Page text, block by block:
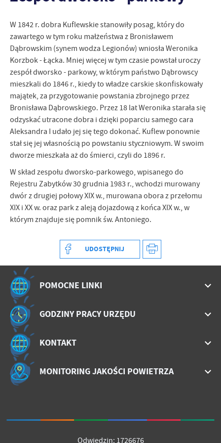
W 1842 r. dobra Kuflewskie stanowiły posag, który do
zawartego w tym roku małżeństwa z Bronisławem
Dąbrowskim (synem wodza Legionów) wniosła Weronika
Korzbok - Łącka. Mniej więcej w tym czasie powstał uroczy
zespół dworsko - parkowy, w którym państwo Dąbrowscy
mieszkali do 1846 r., kiedy to władze carskie skonfiskowały
majątek, za przygotowanie powstania zbrojnego przez
Bronisława Dąbrowskiego. Przez 18 lat Weronika starała się
odzyskać utracone dobra i dzięki poparciu samego cara
Aleksandra I udało jej się tego dokonać. Kuflew ponownie
stał się jej własnością po powstaniu styczniowym. W swoim
dworze mieszkała aż do śmierci, czyli do 1896 r.
W skład zespołu dworsko-parkowego, wpisanego do
Rejestru Zabytków 30 grudnia 1983 r., wchodzi murowany
dwór z drugiej połowy XIX w., murowana obora z przełomu
XIX i XX w. oraz park z aleją dojazdową z końca XIX w., w
którym znajduje się pomnik św. Antoniego.
UDOSTĘPNIJ
POMOCNE LINKI
GODZINY PRACY URZĘDU
KONTAKT
MONITORING JAKOŚCI POWIETRZA
Odwiedzin: 1726676
korzystania z funkcjonalności naszej strony poprzez dopasowanie
jej do Twoich indywidualnych preferencji. Wyrażenie zgody na
funkcjonalne i personalizacyjne pliki cookies gwarantuje
dostępność większej ilości funkcji na stronie.
Więcej
Analityczne
Analityczne pliki cookies pomagają nam rozwijać się i
dostosowywać do Twoich potrzeb.
Cookies analityczne pozwalają na uzyskanie informacji w zakresie
wykorzystywania witryny internetowej, miejsca oraz częstotliwości,
z jaką odwiedzane są nasze serwisy www. Dane pozwalają nam na
ocenę naszych serwisów internetowych pod względem ich
popularności wśród użytkowników. Zgromadzone informacje są
przetwarzane w formie zanonimizowanej. Wyrażenie zgody na
analityczne pliki cookies gwarantuje dostępność wszystkich
Więcej
Reklamowe
Dzięki reklamowym plikom cookies prezentujemy Ci najciekawsze
informacje i aktualności na stronach naszych partnerów.
komunikatów na podstawie analizy Twoich upodobań oraz Twoich
zwyczajów dotyczących przeglądanej witryny internetowej. Treści
promocyjne mogą pojawić się na stronach podmiotów trzecich lub
firm będących naszymi partnerami oraz innych dostawców usług.
Firmy te działają w charakterze pośredników prezentujących nasze
treści w postaci wiadomości, ofert, komunikatów mediów
Więcej